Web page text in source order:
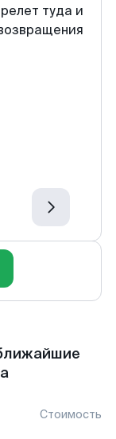
туда и
Стоимость